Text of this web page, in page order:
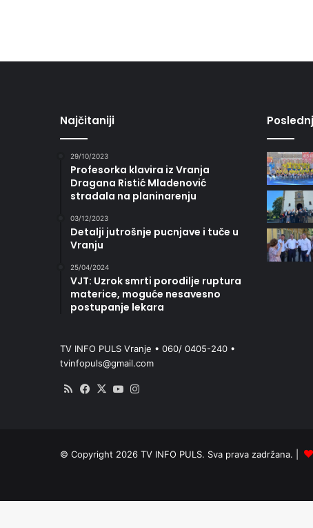
Najčitaniji
29/10/2023
Profesorka klavira iz Vranja
Dragana Ristić Mladenović
stradala na planinarenju
03/12/2023
Detalji jutrošnje pucnjave i tuče u
Vranju
25/04/2024
VJT: Uzrok smrti porodilje ruptura
materice, moguće nesavesno
postupanje lekara
TV INFO PULS Vranje • 060/ 0405-240 •
tvinfopuls@gmail.com
RSS Facebook
X YouTube
© Copyright 2026 TV INFO PULS. Sva prava zadržana. |